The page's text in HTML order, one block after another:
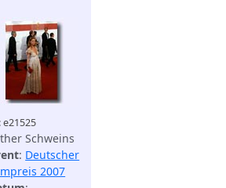
e21525
Schweins
: Deutscher
2007